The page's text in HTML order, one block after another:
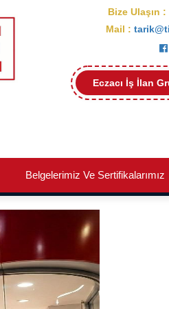
Bize Ulaşın :
Mail :
Eczacı İş İlan
Belgelerimiz Ve Sertifikalarımız